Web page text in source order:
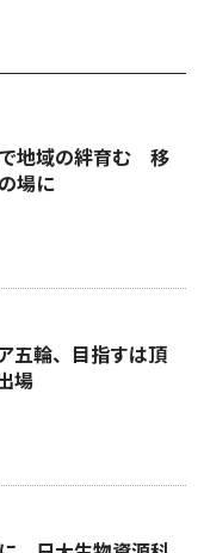
地域の絆育む 移
場に
五輪、目指すは頂
場